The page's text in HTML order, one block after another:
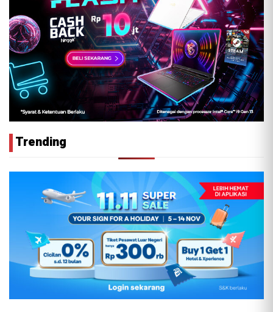
Trending